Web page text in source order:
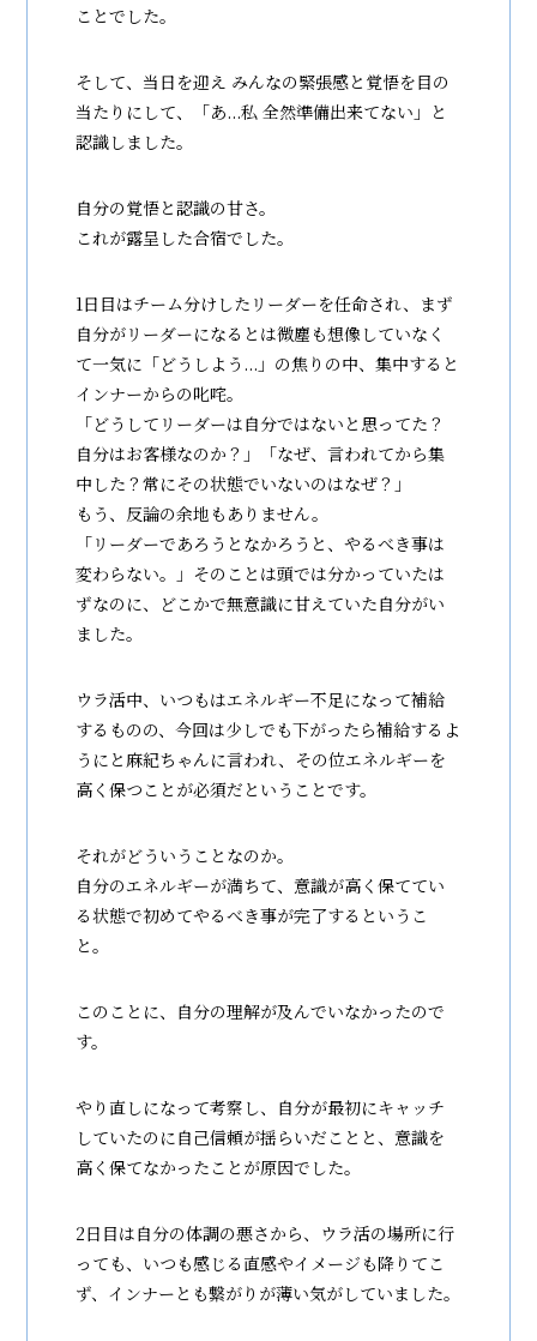
ことでした。
そして、当日を迎え みんなの緊張感と覚悟を目の
当たりにして、「あ...私 全然準備出来てない」と
認識しました。
自分の覚悟と認識の甘さ。
これが露呈した合宿でした。
1日目はチーム分けしたリーダーを任命され、まず
自分がリーダーになるとは微塵も想像していなく
て一気に「どうしよう...」の焦りの中、集中すると
インナーからの叱咤。
「どうしてリーダーは自分ではないと思ってた？
自分はお客様なのか？」「なぜ、言われてから集
中した？常にその状態でいないのはなぜ？」
もう、反論の余地もありません。
「リーダーであろうとなかろうと、やるべき事は
変わらない。」そのことは頭では分かっていたは
ずなのに、どこかで無意識に甘えていた自分がい
ました。
ウラ活中、いつもはエネルギー不足になって補給
するものの、今回は少しでも下がったら補給するよ
うにと麻紀ちゃんに言われ、その位エネルギーを
高く保つことが必須だということです。
それがどういうことなのか。
自分のエネルギーが満ちて、意識が高く保ててい
る状態で初めてやるべき事が完了するというこ
と。
このことに、自分の理解が及んでいなかったので
す。
やり直しになって考察し、自分が最初にキャッチ
していたのに自己信頼が揺らいだことと、意識を
高く保てなかったことが原因でした。
2日目は自分の体調の悪さから、ウラ活の場所に行
っても、いつも感じる直感やイメージも降りてこ
ず、インナーとも繋がりが薄い気がしていました。